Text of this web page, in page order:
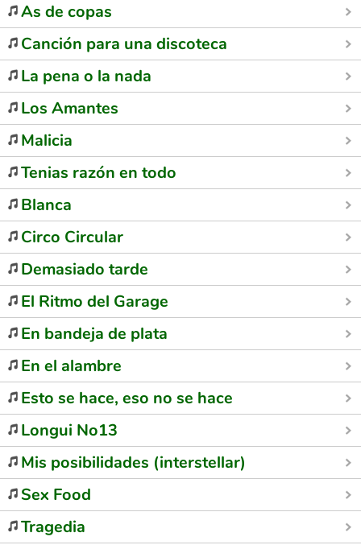
As de copas
Canción para una discoteca
La pena o la nada
Los Amantes
Malicia
Tenias razón en todo
Blanca
Circo Circular
Demasiado tarde
El Ritmo del Garage
En bandeja de plata
En el alambre
Esto se hace, eso no se hace
Longui No13
Mis posibilidades (interstellar)
Sex Food
Tragedia